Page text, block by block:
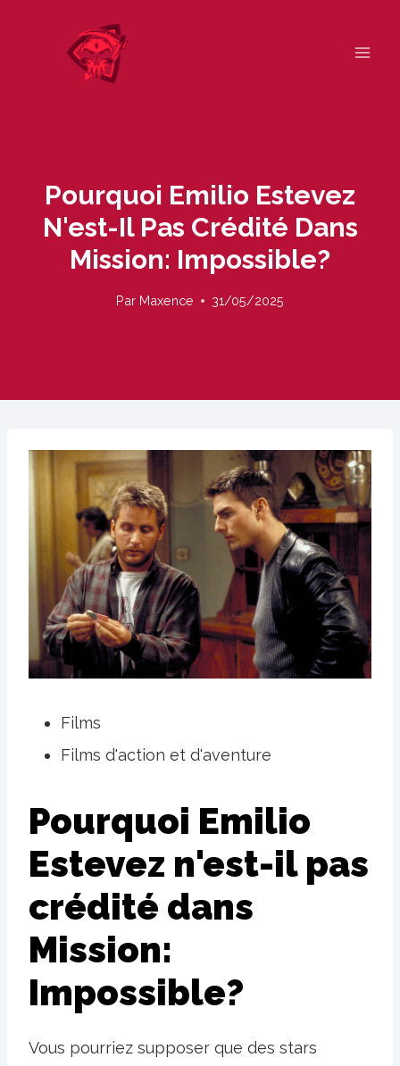
Pourquoi Emilio Estevez
N'est-Il Pas Crédité Dans
Mission: Impossible?
Par Maxence 31/05/2025
Films
Films d'action et d'aventure
Pourquoi Emilio
Estevez n'est-il pas
crédité dans
Mission:
Impossible?
Vous pourriez supposer que des stars